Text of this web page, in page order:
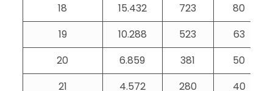
18
15.432 723
80
19
10.288 523
63
20
6.859 381
50
21
4.572 280 40